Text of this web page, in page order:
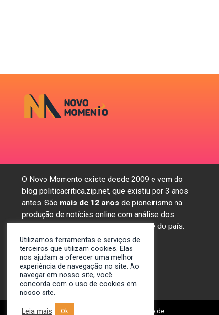
O Novo Momento existe desde 2009 e vem do
blog politicacritica.zip.net, que existiu por 3 anos
antes. São mais de 12 anos de pioneirismo na
produção de notícias online com análise dos
assuntos mais importantes da região e do país.
Sobre nós
Anunciar
Contato
© 2009-2024. Portal Novo Momento de
Utilizamos ferramentas e serviços de
terceiros que utilizam cookies. Elas
nos ajudam a oferecer uma melhor
experiência de navegação no site. Ao
navegar em nosso site, você
concorda com o uso de cookies em
nosso site.
Leia mais Ok